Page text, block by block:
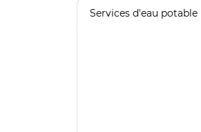
Services d'eau potable